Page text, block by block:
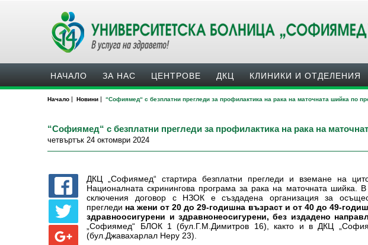
НАЧАЛО ЗА НАС ЦЕНТРОВЕ ДКЦ КЛИНИКИ И ОТДЕЛЕНИЯ
Начало | Новини | “Софиямед“ с безплатни прегледи за профилактика на рака на маточната шийка по
“Софиямед“ с безплатни прегледи за профилактика на рака на
четвъртък 24 октомври 2024
ДКЦ „Софиямед“ стартира безплатни прегледи и вземане на
Националната скринингова програма за рака на маточната шийка. В
сключения договор с НЗОК е създадена организация за
прегледи на жени от 20 до 29-годишна възраст и от 40 до 49-
здравноосигурени и здравнонеосигурени, без издадено
„Софиямед“ БЛОК 1 (бул.Г.М.Димитров 16), както и в ДКЦ
(бул.Джавахарлал Неру 23).